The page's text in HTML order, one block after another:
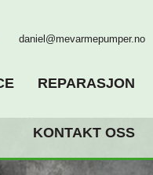
daniel@mevarmepumper.no
REPARASJON
KONTAKT OSS